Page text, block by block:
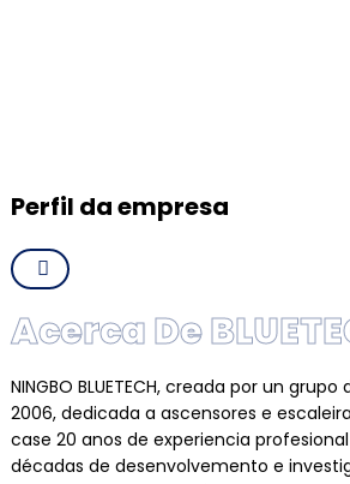
Perfil da empresa
Acerca De
NINGBO BLUETECH, creada por un
2006, dedicada a ascensores e
case 20 anos de experiencia
décadas de desenvolvemento e